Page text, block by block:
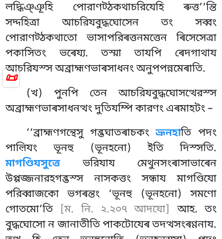
📜
লদ্ধিঞ্ঞূহি পোরাণট্ঠকথাচরিযেহি ৰুত্ত’’ন্তি
সদ্দহিত্ৰা আচরিযবুদ্ধঘোসেন তং সব্বং
পোরাণট্ঠকথাতো ভাসাপরিৰত্তনমত্তেন ৰিসেসেত্ৰা
পকাসিতং ভৰেয্য. তস্মা তাযপি ৰেদগাথায
আচরিযস্স অব্রাহ্মণভাৰসাধনং অনুপপন্নমেৰাতি.
(খ) পুনপি তেন আচরিযবুদ্ধঘোসত্থেরস্স
অব্রাহ্মণভাৰসাধনত্থং দুতিযম্পি কারণং এৰমাহটং –
‘‘ব্রাহ্মণগন্থেসু গব্ভঘাতৰাচকংভ্রূনহাতি পদং
পাল়িযং ভূনহু (ভূনহনো) ইতি দিস্সতি.
মাগণ্ডিযসুত্তেভরিযায মেথুনসংৰাসাভাৰেন
উপ্পজ্জনারহগব্ভস্স নাসকত্তং সন্ধায মাগণ্ডিযো
পরিব্বাজকো ভগৰন্তং ‘ভূনহু (ভূনহনো) সমণো
গোতমো’তি
[ম. নি. ২.২০৭ আদযো]
আহ. তং
বুদ্ধঘোসো ন জানাতীতি পাকটোযেৰ তদত্থসংৰণ্ণনায.